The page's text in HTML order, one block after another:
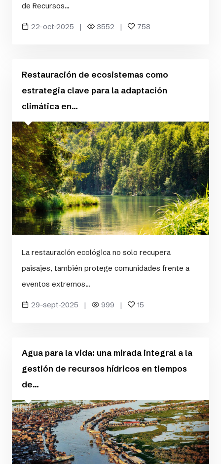
de Recursos...
22-oct-2025 | 3552 | 758
Restauración de ecosistemas como
estrategia clave para la adaptación
climática en...
La restauración ecológica no solo recupera
paisajes, también protege comunidades frente a
eventos extremos...
29-sept-2025 | 999 | 15
Agua para la vida: una mirada integral a la
gestión de recursos hídricos en tiempos
de...